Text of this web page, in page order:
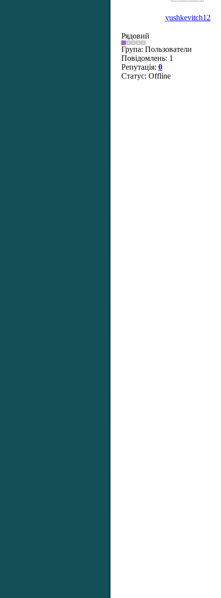
yushkevitch12
Рядовий
Група: Пользователи
Повідомлень: 1
Репутація: 0
Статус: Offline